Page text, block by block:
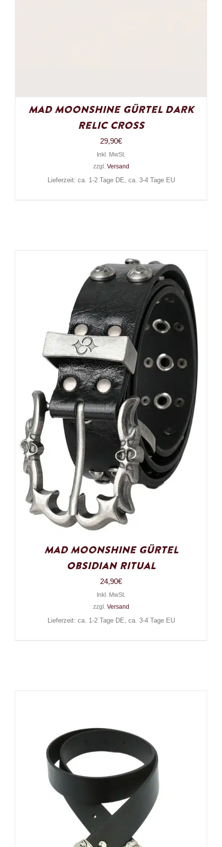
Mad Moonshine Gürtel Dark
Relic Cross
29,90€
Inkl. MwSt.
zzgl. Versand
Lieferzeit: ca. 1-2 Tage DE, ca. 3-4 Tage EU
Mad Moonshine Gürtel
Obsidian Ritual
24,90€
Inkl. MwSt.
zzgl. Versand
Lieferzeit: ca. 1-2 Tage DE, ca. 3-4 Tage EU